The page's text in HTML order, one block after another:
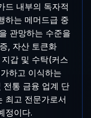
드 내부의 독자적
하는 메머드급 중
관망하는 수준을
, 자산 토큰화
갑 및 수탁(커스
하고 이식하는
전통 금융 업계 단
최고 전문가로서
정이다.